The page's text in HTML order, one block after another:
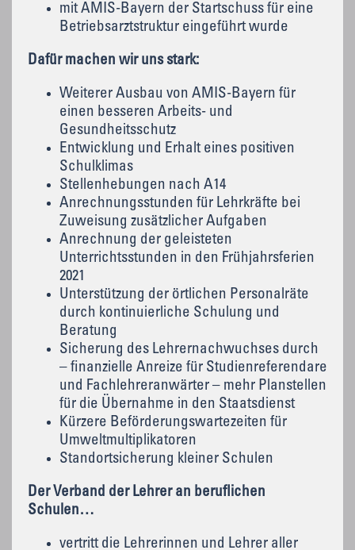
mit AMIS-Bayern der Startschuss für eine
Betriebsarztstruktur eingeführt wurde
Dafür machen wir uns stark:
Weiterer Ausbau von AMIS-Bayern für
einen besseren Arbeits- und
Gesundheitsschutz
Entwicklung und Erhalt eines positiven
Schulklimas
Stellenhebungen nach A14
Anrechnungsstunden für Lehrkräfte bei
Zuweisung zusätzlicher Aufgaben
Anrechnung der geleisteten
Unterrichtsstunden in den Frühjahrsferien
2021
Unterstützung der örtlichen Personalräte
durch kontinuierliche Schulung und
Beratung
Sicherung des Lehrernachwuchses durch
– finanzielle Anreize für Studienreferendare
und Fachlehreranwärter – mehr Planstellen
für die Übernahme in den Staatsdienst
Kürzere Beförderungswartezeiten für
Umweltmultiplikatoren
Standortsicherung kleiner Schulen
Der Verband der Lehrer an beruflichen
Schulen…
vertritt die Lehrerinnen und Lehrer aller